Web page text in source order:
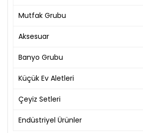
Mutfak Grubu
Aksesuar
Banyo Grubu
Küçük Ev Aletleri
Çeyiz Setleri
Endüstriyel Ürünler